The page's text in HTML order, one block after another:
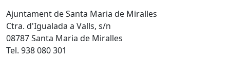
Ajuntament de Santa Maria de Miralles
Ctra. d'Igualada a Valls, s/n
08787 Santa Maria de Miralles
Tel. 938 080 301